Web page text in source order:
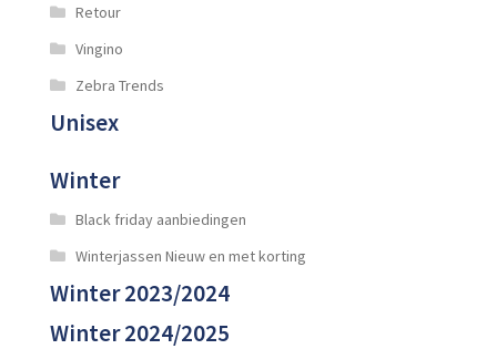
Retour
Vingino
Zebra Trends
Unisex
Winter
Black friday aanbiedingen
Winterjassen Nieuw en met korting
Winter 2023/2024
Winter 2024/2025